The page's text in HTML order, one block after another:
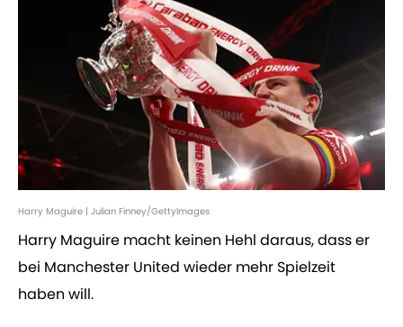
Harry Maguire | Julian Finney/GettyImages
Harry Maguire macht keinen Hehl daraus, dass er
bei Manchester United wieder mehr Spielzeit
haben will.